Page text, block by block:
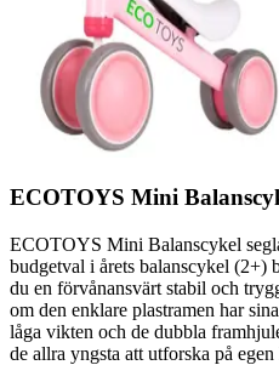
ECOTOYS Mini
ECOTOYS Mini Balanscykel
budgetval i årets balanscykel (2+)
du en förvånansvärt stabil och
om den enklare plastramen har
låga vikten och de dubbla
de allra yngsta att utforska på egen